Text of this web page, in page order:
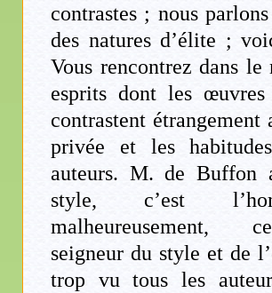
contrastes ; nous
des natures d’élite ;
Vous rencontrez dans le
esprits dont les œuvres
contrastent étrangement
privée et les
auteurs. M. de
style, c’est
malheureusement,
seigneur du style et de
trop vu tous les